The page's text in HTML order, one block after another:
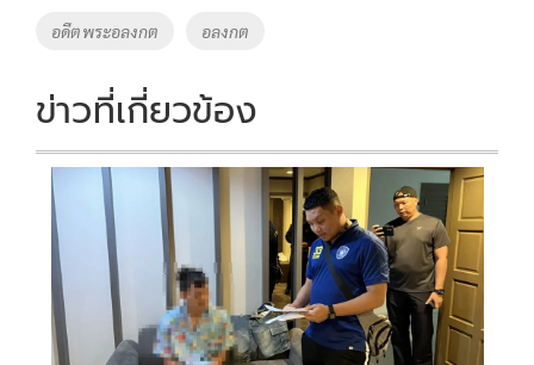
k
อดีตพระอลงกต อลงกต
ข่าวที่เกี่ยวข้อง